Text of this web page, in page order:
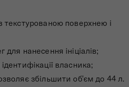
текстурованою поверхнею і
нанесення ініціалів;
власника;
збільшити об'єм до 44 л.